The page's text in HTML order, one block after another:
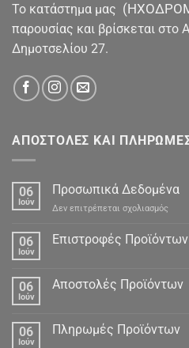
To κατάστημα μας
παρουσίας και βρίσκεται στο
Δημοτσελίου 27.
ΑΠΟΣΤΟΛΕΣ ΚΑΙ
06
Ιούν
Προσωπικά Δεδομένα
Δεν επιτρέπεται σχολιασμός
06
Ιούν
Επιστροφές Προϊόντων
06
Ιούν
Αποστολές Προϊόντων
06
Ιούν
Πληρωμές Προϊόντων